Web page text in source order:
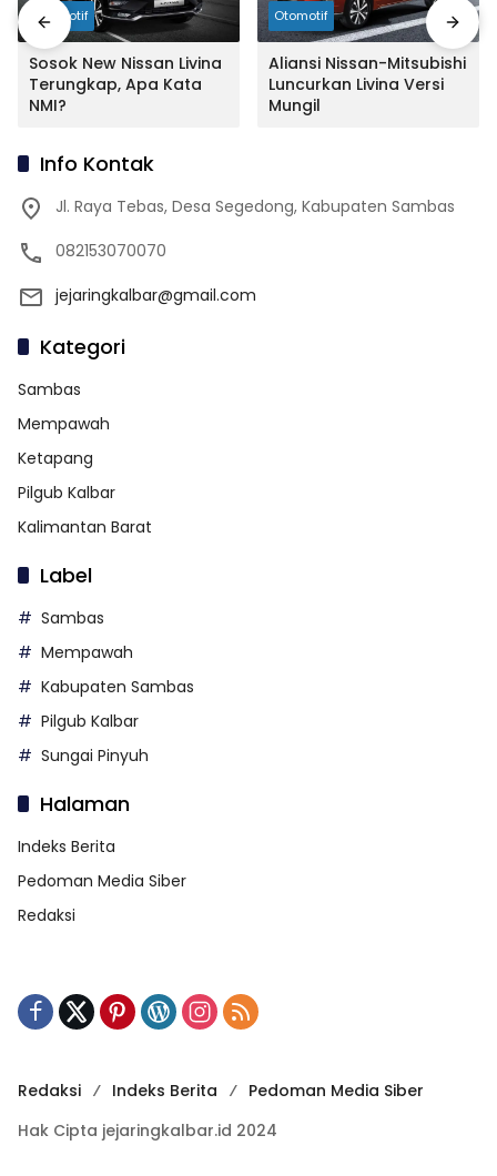
Otomotif
Sosok New Nissan Livina
Terungkap, Apa Kata
NMI?
Otomotif
Aliansi Nissan-Mitsubishi
Luncurkan Livina Versi
Mungil
Info Kontak
Jl. Raya Tebas, Desa Segedong, Kabupaten Sambas
082153070070
jejaringkalbar@gmail.com
Kategori
Sambas
Mempawah
Ketapang
Pilgub Kalbar
Kalimantan Barat
Label
Sambas
Mempawah
Kabupaten Sambas
Pilgub Kalbar
Sungai Pinyuh
Halaman
Indeks Berita
Pedoman Media Siber
Redaksi
Redaksi Indeks Berita
Pedoman Media Siber
Hak Cipta jejaringkalbar.id 2024